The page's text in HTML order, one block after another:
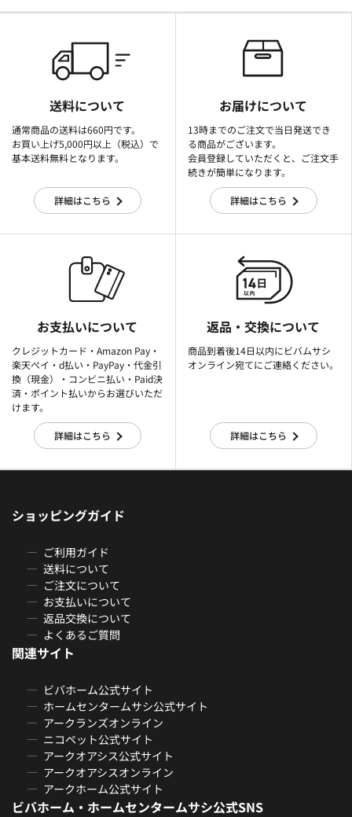
送料について
通常商品の送料は660円です。
お買い上げ5,000円以上（税込）で
基本送料無料となります。
詳細はこちら
お届けについて
13時までのご注文で当日発送でき
る商品がございます。
会員登録していただくと、ご注文手
続きが簡単になります。
詳細はこちら
お支払いについて
クレジットカード・Amazon Pay・
楽天ぺイ・d払い・PayPay・代金引
換（現金）・コンビニ払い・Paid決
済・ポイント払いからお選びいただ
けます。
詳細はこちら
返品・交換について
商品到着後14日以内にビバムサシ
オンライン宛てにご連絡ください。
詳細はこちら
ショッピングガイド
ご利用ガイド
送料について
ご注文について
お支払いについて
返品交換について
よくあるご質問
関連サイト
ビバホーム公式サイト
ホームセンタームサシ公式サイト
アークランズオンライン
ニコペット公式サイト
アークオアシス公式サイト
アークオアシスオンライン
アークホーム公式サイト
ビバホーム・ホームセンタームサシ公式SNS